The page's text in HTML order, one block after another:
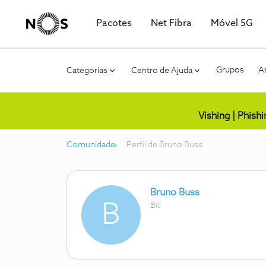
Pacotes Net Fibra Móvel 5G
Categorias Centro de Ajuda Grupos
Vishing |
Comunidade Perfil de Bruno Buss
B
Bruno Buss
Bit